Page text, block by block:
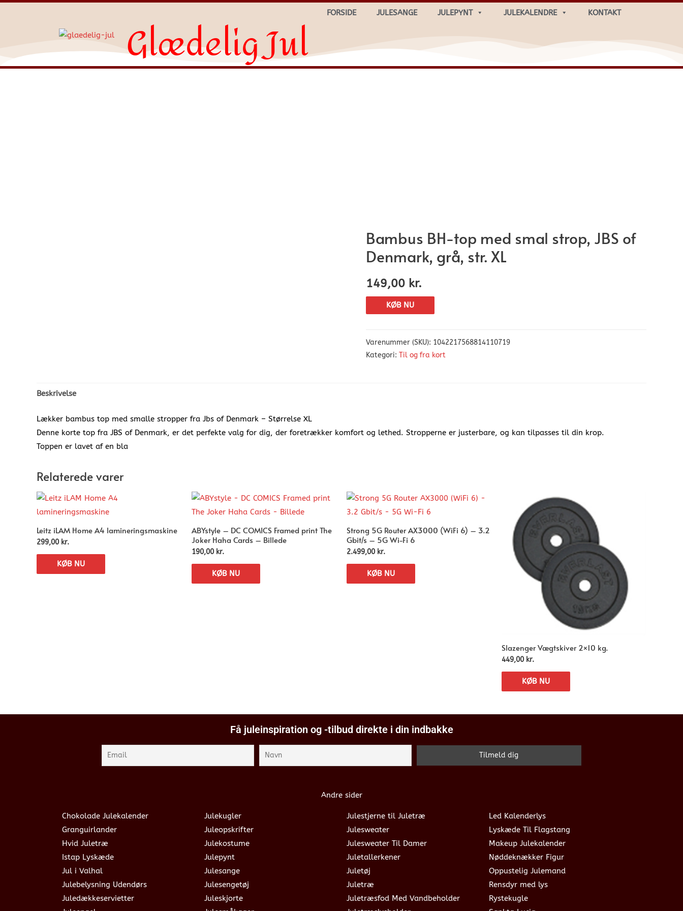
FORSIDE JULESANGE JULEPYNT JULEKALENDRE KONTAKT
Glædelig Jul
Bambus BH-top med smal strop, JBS of
Denmark, grå, str. XL
149,00 kr.
KØB NU
Varenummer (SKU): 1042217568814110719
Kategori: Til og fra kort
Beskrivelse
Lækker bambus top med smalle stropper fra Jbs of Denmark – Størrelse XL
Denne korte top fra JBS of Denmark, er det perfekte valg for dig, der foretrækker komfort og lethed. Stropperne er justerbare, og kan tilpasses til din krop.
Toppen er lavet af en bla
Relaterede varer
Leitz iLAM Home A4 lamineringsmaskine
299,00 kr.
KØB NU
ABYstyle – DC COMICS Framed print The
Joker Haha Cards – Billede
190,00 kr.
KØB NU
Strong 5G Router AX3000 (WiFi 6) – 3.2
Gbit/s – 5G Wi-Fi 6
2.499,00 kr.
KØB NU
Slazenger Vægtskiver 2×10 kg.
449,00 kr.
KØB NU
Få juleinspiration og -tilbud direkte i din indbakke
Andre sider
Chokolade Julekalender
Granguirlander
Hvid Juletræ
Istap Lyskæde
Jul i Valhal
Julebelysning Udendørs
Juledækkeservietter
Julekugler
Juleopskrifter
Julekostume
Julepynt
Julesange
Julesengetøj
Juleskjorte
Julestjerne til Juletræ
Julesweater
Julesweater Til Damer
Juletallerkener
Juletøj
Juletræ
Juletræsfod Med Vandbeholder
Led Kalenderlys
Lyskæde Til Flagstang
Makeup Julekalender
Nøddeknækker Figur
Oppustelig Julemand
Rensdyr med lys
Rystekugle